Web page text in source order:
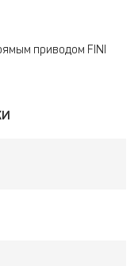
приводом FINI